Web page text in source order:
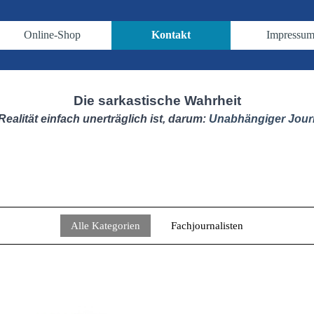
▼
Online-Shop ▼
Kontakt ▼
Impressum
Die sarkastische Wahrheit
einfach unerträglich ist, darum: Unabhängiger
Alle Kategorien Fachjournalisten